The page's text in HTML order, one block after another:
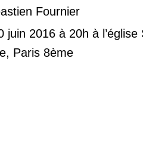
Fournier
juin 2016 à 20h à l’église
Paris 8ème